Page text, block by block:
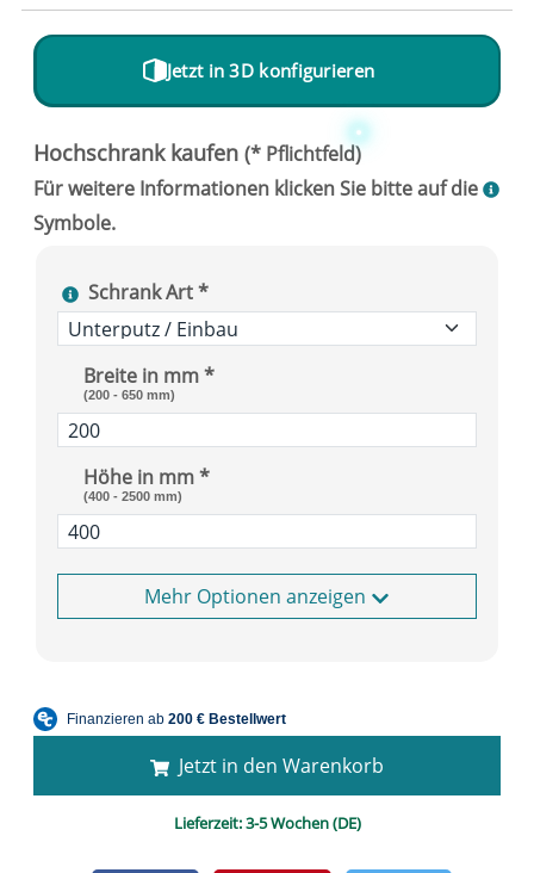
Jetzt in 3D konfigurieren
Schrank Art *
Breite in mm *
(200 - 650 mm)
Höhe in mm *
(400 - 2500 mm)
Optionen anzeigen
Jetzt in den Warenkorb
Lieferzeit:3-5 Wochen (DE)